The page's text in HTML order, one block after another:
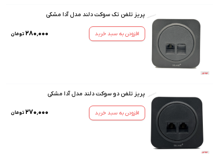
پریز تلفن تک سوکت دلند مدل آدا مشکی
افزودن به سبد خرید ۲۸۰٬۰۰۰ تومان
پریز تلفن دو سوکت دلند مدل آدا مشکی
افزودن به سبد خرید ۲۷۰٬۰۰۰ تومان